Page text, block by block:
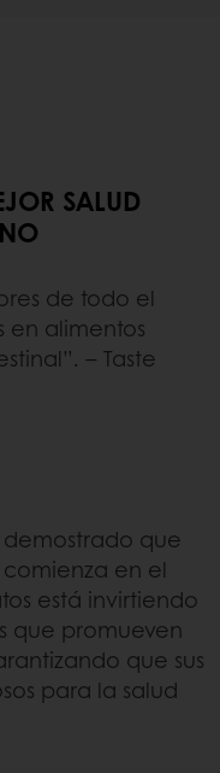
SALUD
de todo el
en alimentos
– Taste
que
en el
está invirtiendo
que promueven
que sus
para la salud